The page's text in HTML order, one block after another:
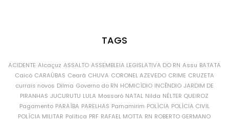
TAGS
ACIDENTE Alcaçuz ASSALTO ASSEMBLEIA LEGISLATIVA DO RN Assu BATATA
Caicó CARAÚBAS Ceará CHUVA CORONEL AZEVEDO CRIME CRUZETA
currais novos Dilma Governo do RN HOMICÍDIO INCÊNDIO JARDIM DE
PIRANHAS JUCURUTU LULA Mossoró NATAL Nilda NÉLTER QUEIROZ
Pagamento PARAÍBA PARELHAS Parnamirim POLÍCIA POLÍCIA CIVIL
POLÍCIA MILITAR Política PRF RAFAEL MOTTA RN ROBERTO GERMANO